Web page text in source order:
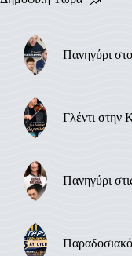
Πανηγύρι
Γλέντι στην
Πανηγύρι